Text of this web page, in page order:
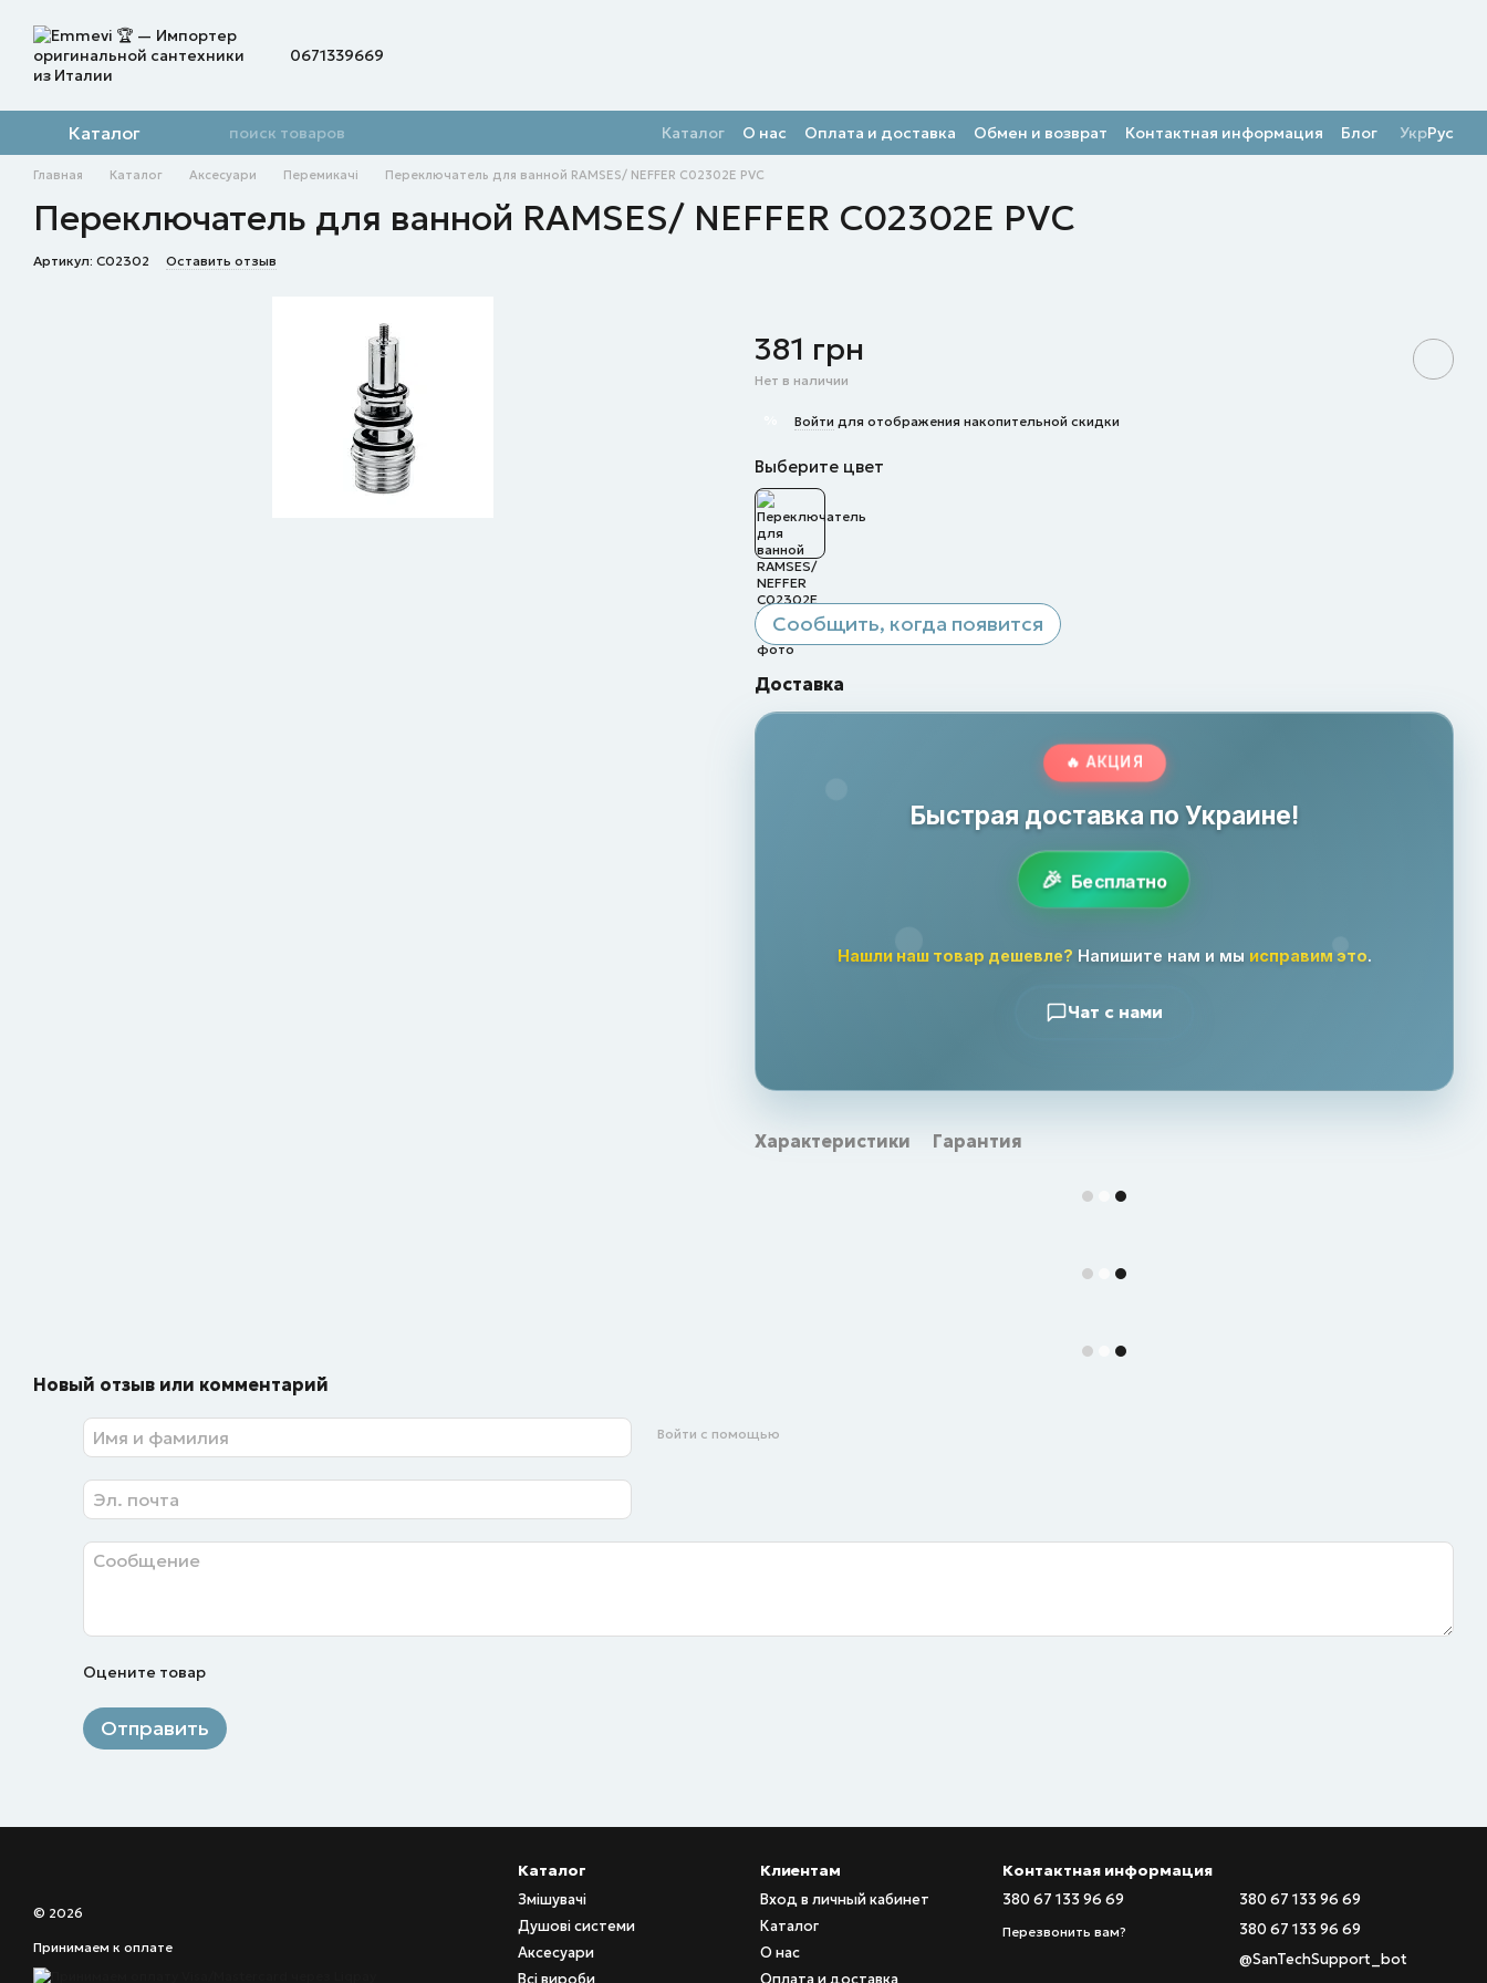
0671339669
Каталог Каталог О нас Оплата и доставка Обмен и возврат Контактная информация Блог УкрРус
Главная Каталог Аксесуари Перемикачі Переключатель для ванной RAMSES/ NEFFER C02302E PVC
Переключатель для ванной RAMSES/ NEFFER C02302E PVC
Артикул: C02302 Оставить отзыв
381 грн
Нет в наличии
Войти для отображения накопительной скидки
Выберите цвет
Сообщить, когда появится
Доставка
🔥 АКЦИЯ
Быстрая доставка по Украине!
Бесплатно
Нашли наш товар дешевле? Напишите нам и мы исправим это.
Чат с нами
Характеристики Гарантия
Новый отзыв или комментарий
Войти с помощью
Оцените товар
Отправить
© 2026
Принимаем к оплате
Каталог
Змішувачі
Душові системи
Аксесуари
Всі вироби
Клиентам
Вход в личный кабинет
Каталог
О нас
Оплата и доставка
Контактная информация
380 67 133 96 69
Перезвонить вам?
380 67 133 96 69
380 67 133 96 69
@SanTechSupport_bot